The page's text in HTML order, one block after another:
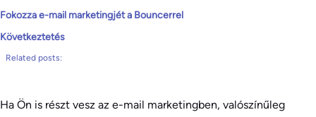
Fokozza e-mail marketingjét a Bouncerrel
Következtetés
Related posts:
Ha Ön is részt vesz az e-mail marketingben, valószínűleg